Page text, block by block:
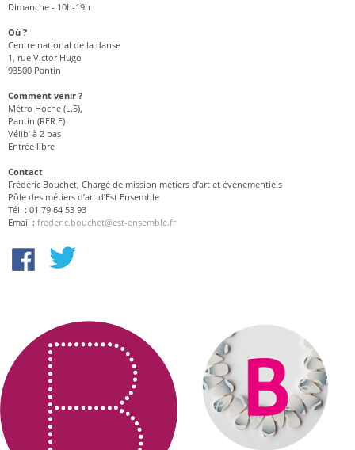
Dimanche - 10h-19h
Où ?
Centre national de la danse
1, rue Victor Hugo
93500 Pantin
Comment venir ?
Métro Hoche (L.5),
Pantin (RER E)
Vélib’ à 2 pas
Entrée libre
Contact
Frédéric Bouchet, Chargé de mission métiers d’art et événementiels
Pôle des métiers d’art d’Est Ensemble
Tél. : 01 79 64 53 93
Email : frederic.bouchet@est-ensemble.fr